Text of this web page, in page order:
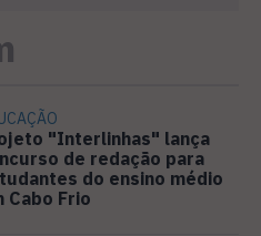
"Interlinhas" lança
de redação para
do ensino médio
Cabo Frio